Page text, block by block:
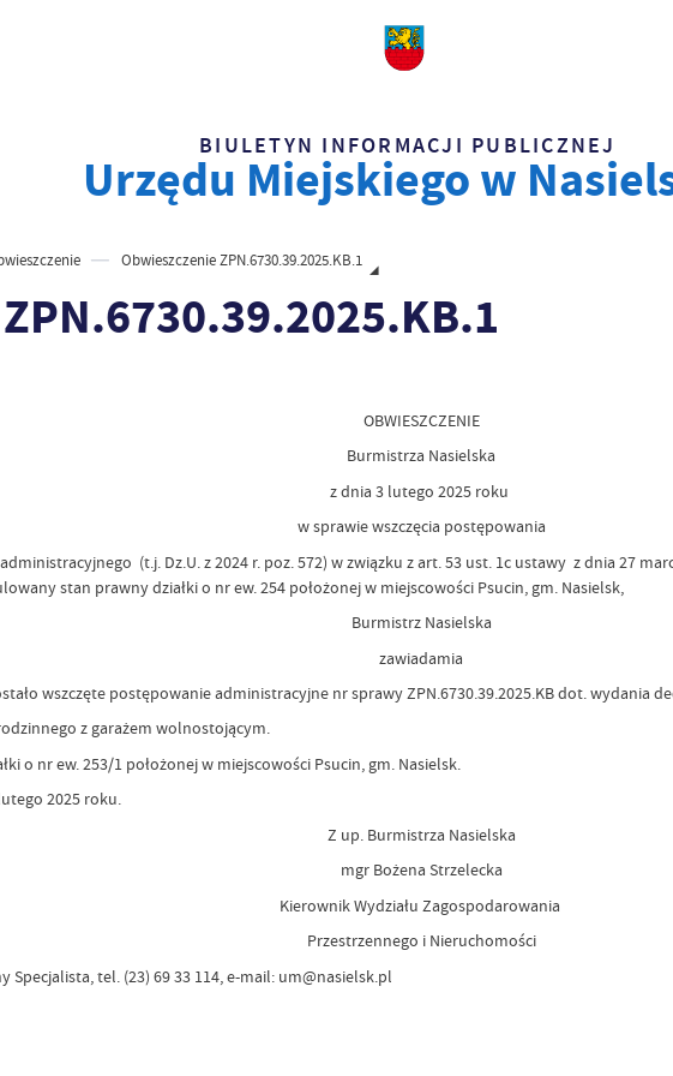
BIULETYN INFORMACJI PUBLICZNEJ
Urzędu Miejskiego w
Obwieszczenie ZPN.6730.39.2025.KB.1
OBWIESZCZENIE
Burmistrza Nasielska
z dnia 3 lutego 2025 roku
w sprawie wszczęcia postępowania
(t.j. Dz.U. z 2024 r. poz. 572) w związku z art. 53 ust. 1c ustawy z dnia 27
stan prawny działki o nr ew. 254 położonej w miejscowości Psucin, gm. Nasielsk,
Burmistrz Nasielska
zawiadamia
wszczęte postępowanie administracyjne nr sprawy ZPN.6730.39.2025.KB dot. wydania
z garażem wolnostojącym.
o nr ew. 253/1 położonej w miejscowości Psucin, gm. Nasielsk.
2025 roku.
Z up. Burmistrza Nasielska
mgr Bożena Strzelecka
Kierownik Wydziału Zagospodarowania
Przestrzennego i Nieruchomości
Specjalista, tel. (23) 69 33 114, e-mail: um@nasielsk.pl